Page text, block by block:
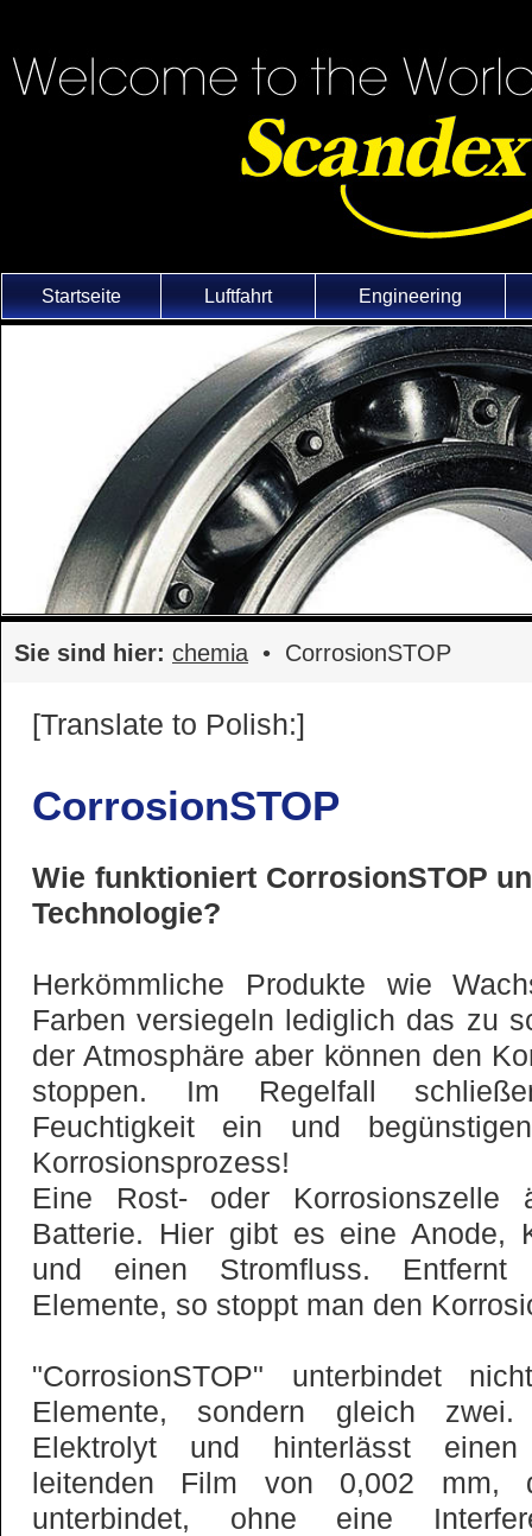
Startseite Luftfahrt Engineering
Sie sind hier: chemia • CorrosionSTOP
[Translate to Polish:]
CorrosionSTOP
Wie funktioniert CorrosionSTOP
Technologie?
Herkömmliche Produkte wie
Farben versiegeln lediglich das zu
der Atmosphäre aber können den
stoppen. Im Regelfall
Feuchtigkeit ein und
Korrosionsprozess!
Eine Rost- oder Korrosionszelle
Batterie. Hier gibt es eine Anode,
und einen Stromfluss.
Elemente, so stoppt man den
"CorrosionSTOP" unterbindet
Elemente, sondern gleich
Elektrolyt und hinterlässt
leitenden Film von 0,002 mm,
unterbindet, ohne eine